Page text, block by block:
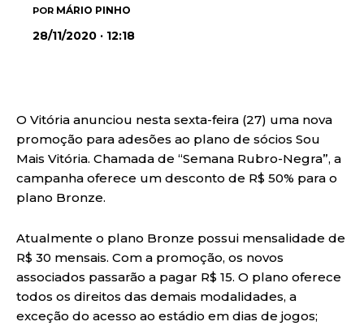
POR MÁRIO PINHO
28/11/2020 · 12:18
O Vitória anunciou nesta sexta-feira (27) uma nova
promoção para adesões ao plano de sócios Sou
Mais Vitória. Chamada de “Semana Rubro-Negra”, a
campanha oferece um desconto de R$ 50% para o
plano Bronze.
Atualmente o plano Bronze possui mensalidade de
R$ 30 mensais. Com a promoção, os novos
associados passarão a pagar R$ 15. O plano oferece
todos os direitos das demais modalidades, a
exceção do acesso ao estádio em dias de jogos;